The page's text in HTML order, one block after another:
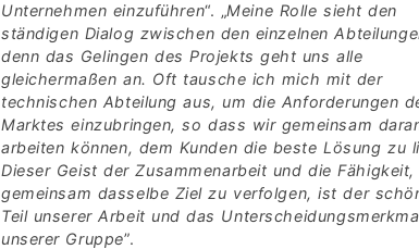
Unternehmen einzuführen“. „Meine Rolle sieht den
ständigen Dialog zwischen den einzelnen
denn das Gelingen des Projekts geht uns alle
gleichermaßen an. Oft tausche ich mich mit der
technischen Abteilung aus, um die Anforderungen
Marktes einzubringen, so dass wir gemeinsam
arbeiten können, dem Kunden die beste Lösung zu
Dieser Geist der Zusammenarbeit und die Fähigkeit,
gemeinsam dasselbe Ziel zu verfolgen, ist der
Teil unserer Arbeit und das
unserer Gruppe”.